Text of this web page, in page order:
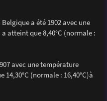
a été 1902 avec une
atteint que 8,40°C (normale :
avec une température
(normale : 16,40°C)à